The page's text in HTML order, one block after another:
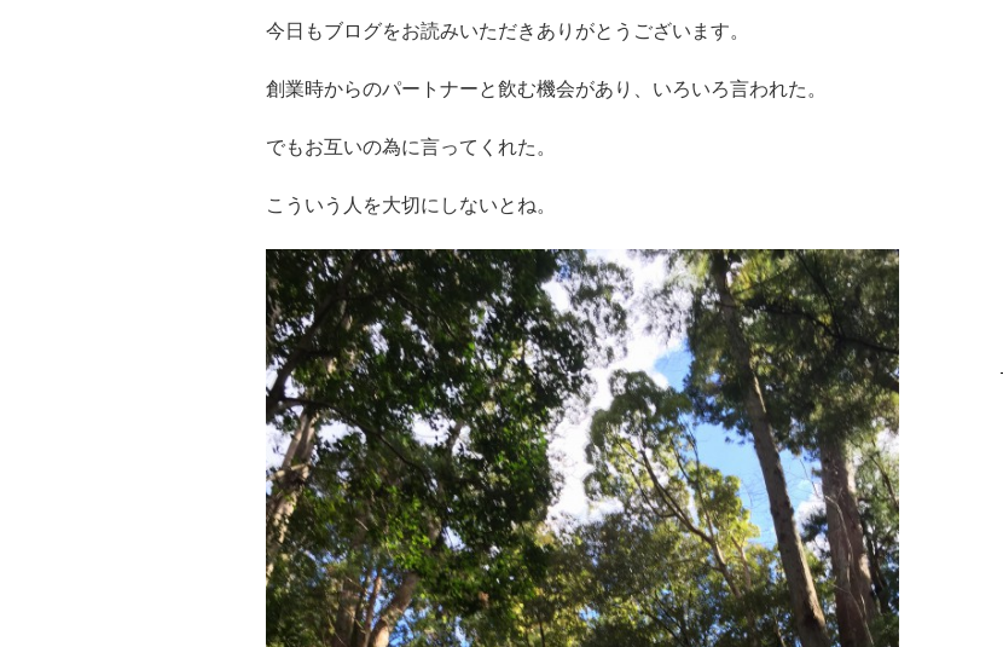
今日もブログをお読みいただきありがとうございます。
創業時からのパートナーと飲む機会があり、いろいろ言われた。
でもお互いの為に言ってくれた。
こういう人を大切にしないとね。